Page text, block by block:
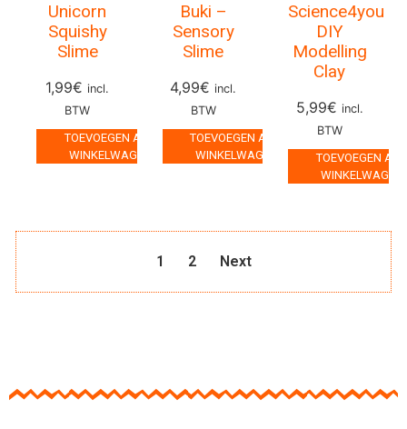
Unicorn
Squishy
Slime
1,99€ incl.
BTW
TOEVOEGEN AAN
WINKELWAGEN
Buki –
Sensory
Slime
4,99€ incl.
BTW
TOEVOEGEN AAN
WINKELWAGEN
Science4you
DIY
Modelling
Clay
5,99€ incl.
BTW
TOEVOEGEN
WINKELWAGEN
1 2 Next